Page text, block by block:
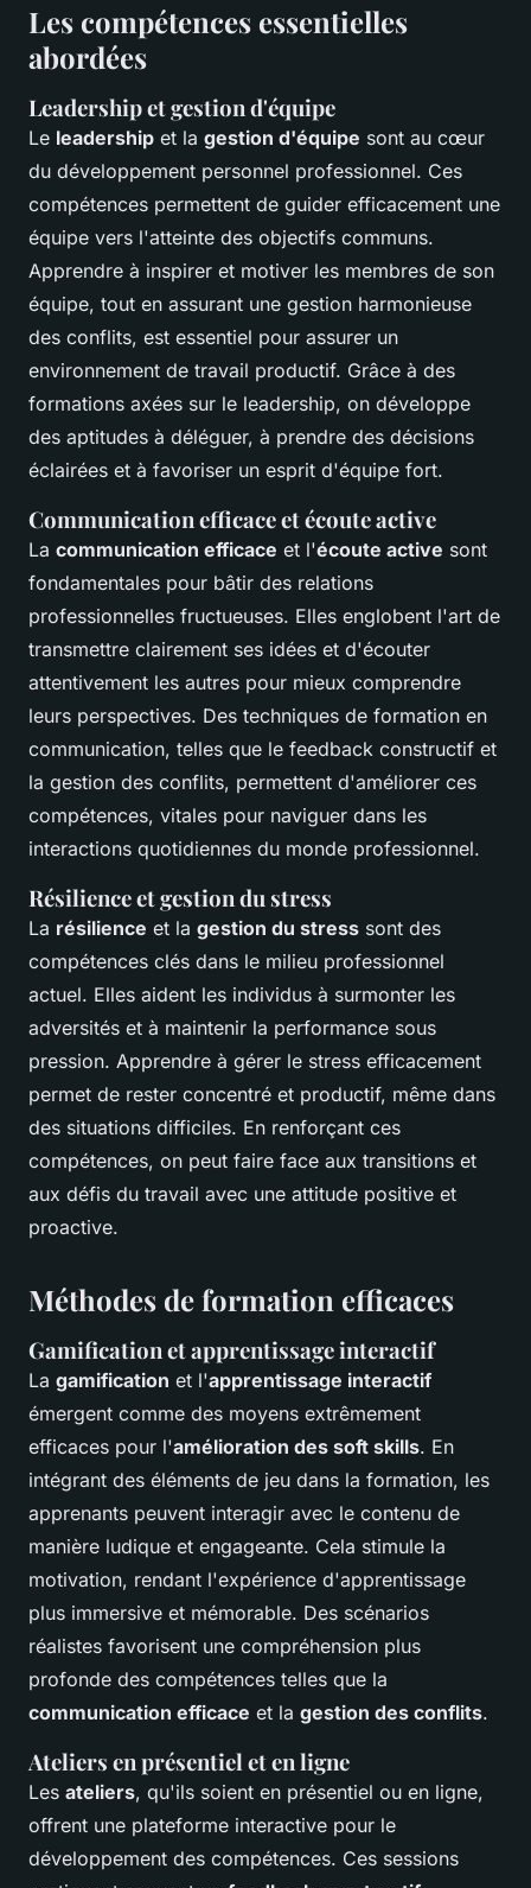
Les compétences essentielles
abordées
Leadership et gestion d'équipe
Le leadership et la gestion d'équipe sont au cœur
du développement personnel professionnel. Ces
compétences permettent de guider efficacement une
équipe vers l'atteinte des objectifs communs.
Apprendre à inspirer et motiver les membres de son
équipe, tout en assurant une gestion harmonieuse
des conflits, est essentiel pour assurer un
environnement de travail productif. Grâce à des
formations axées sur le leadership, on développe
des aptitudes à déléguer, à prendre des décisions
éclairées et à favoriser un esprit d'équipe fort.
Communication efficace et écoute active
La communication efficace et l'écoute active sont
fondamentales pour bâtir des relations
professionnelles fructueuses. Elles englobent l'art de
transmettre clairement ses idées et d'écouter
attentivement les autres pour mieux comprendre
leurs perspectives. Des techniques de formation en
communication, telles que le feedback constructif et
la gestion des conflits, permettent d'améliorer ces
compétences, vitales pour naviguer dans les
interactions quotidiennes du monde professionnel.
Résilience et gestion du stress
La résilience et la gestion du stress sont des
compétences clés dans le milieu professionnel
actuel. Elles aident les individus à surmonter les
adversités et à maintenir la performance sous
pression. Apprendre à gérer le stress efficacement
permet de rester concentré et productif, même dans
des situations difficiles. En renforçant ces
compétences, on peut faire face aux transitions et
aux défis du travail avec une attitude positive et
proactive.
Méthodes de formation efficaces
Gamification et apprentissage interactif
La gamification et l'apprentissage interactif
émergent comme des moyens extrêmement
efficaces pour l'amélioration des soft skills. En
intégrant des éléments de jeu dans la formation, les
apprenants peuvent interagir avec le contenu de
manière ludique et engageante. Cela stimule la
motivation, rendant l'expérience d'apprentissage
plus immersive et mémorable. Des scénarios
réalistes favorisent une compréhension plus
profonde des compétences telles que la
communication efficace et la gestion des conflits.
Ateliers en présentiel et en ligne
Les ateliers, qu'ils soient en présentiel ou en ligne,
offrent une plateforme interactive pour le
développement des compétences. Ces sessions